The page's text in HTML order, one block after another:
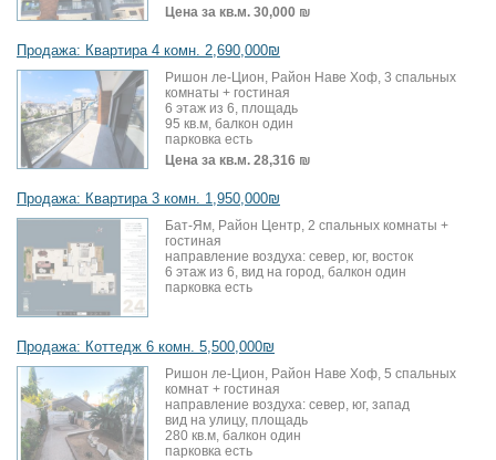
Цена за кв.м. 30,000 ₪
Продажа: Квартира 4 комн. 2,690,000₪
Ришон ле-Цион, Район Наве Хоф, 3 спальных
комнаты + гостиная
6 этаж из 6, площадь
95 кв.м, балкон один
парковка есть
Цена за кв.м. 28,316 ₪
Продажа: Квартира 3 комн. 1,950,000₪
Бат-Ям, Район Центр, 2 спальных комнаты +
гостиная
направление воздуха: север, юг, восток
6 этаж из 6, вид на город, балкон один
парковка есть
Продажа: Коттедж 6 комн. 5,500,000₪
Ришон ле-Цион, Район Наве Хоф, 5 спальных
комнат + гостиная
направление воздуха: север, юг, запад
вид на улицу, площадь
280 кв.м, балкон один
парковка есть